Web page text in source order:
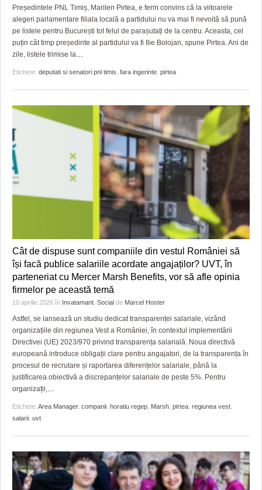
PRIMĂRIILE DIN TIMIŞ
SFATUL MEDICULUI
SFATURI JURIDICE
Președintele PNL Timiș, Marilen Pirtea, e ferm convins că la viitoarele
alegeri parlamentare filiala locală a partidului nu va mai fi nevoită să pună
pe listele pentru București tot felul de parașutați de la centru. Aceasta, cel
puțin cât timp președinte al partidului va fi Ilie Bolojan, spune Pirtea. Ani de
zile, listele trimise la…
Etichete: deputati si senatori pnl timis fara ingerinte pirtea
Cât de dispuse sunt companiile din vestul României să
își facă publice salariile acordate angajaților? UVT, în
parteneriat cu Mercer Marsh Benefits, vor să afle opinia
firmelor pe această temă
10 aprilie 2026 în Invatamant Social de Marcel Hoster
Astfel, se lansează un studiu dedicat transparenței salariale, vizând
organizațiile din regiunea Vest a României, în contextul implementării
Directivei (UE) 2023/970 privind transparența salarială. Noua directivă
europeană introduce obligații clare pentru angajatori, de la transparența în
procesul de recrutare și raportarea diferențelor salariale, până la
justificarea obiectivă a discrepanțelor salariale de peste 5%. Pentru
organizații,…
Etichete: Area Manager, companii horatiu regep Marsh pirtea regiunea vest
salarii uvt